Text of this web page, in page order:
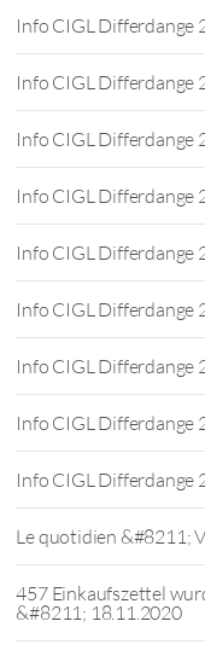
Info CIGL Differdange
Info CIGL Differdange
Info CIGL Differdange
Info CIGL Differdange
Info CIGL Differdange
Info CIGL Differdange
Info CIGL Differdange
Info CIGL Differdange
Info CIGL Differdange
Le quotidien &#8211;
457 Einkaufszettel
&#8211; 18.11.2020